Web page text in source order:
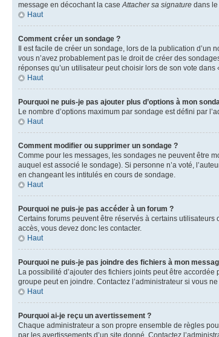
message en décochant la caseAttacher sa signature dans
Haut
Comment créer un sondage ?
Il est facile de créer un sondage, lors de la publication
vous n’avez probablement pas le droit de créer des
réponses qu’un utilisateur peut choisir lors de son vote
Haut
Pourquoi ne puis-je pas ajouter plus d’options à mon
Le nombre d’options maximum par sondage est défini par
Haut
Comment modifier ou supprimer un sondage ?
Comme pour les messages, les sondages ne peuvent être
auquel est associé le sondage). Si personne n’a voté,
en changeant les intitulés en cours de sondage.
Haut
Pourquoi ne puis-je pas accéder à un forum ?
Certains forums peuvent être réservés à certains
accès, vous devez donc les contacter.
Haut
Pourquoi ne puis-je pas joindre des fichiers à mon
La possibilité d’ajouter des fichiers joints peut être
groupe peut en joindre. Contactez l’administrateur si vous
Haut
Pourquoi ai-je reçu un avertissement ?
Chaque administrateur a son propre ensemble de règles
par les avertissements d’un site donné. Contactez